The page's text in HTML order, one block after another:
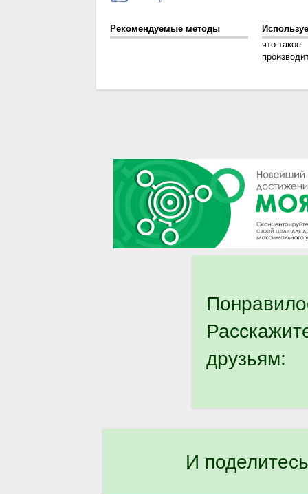
Рекомендуемые методы
что такое
друзьям:
И